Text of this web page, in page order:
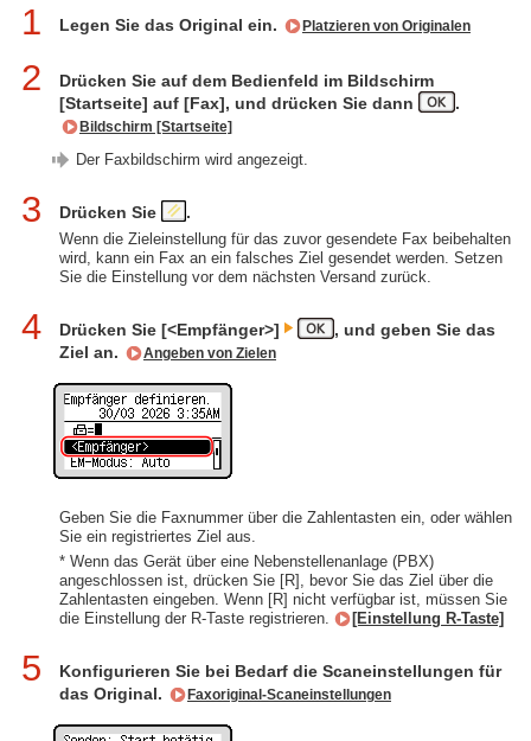
1 Legen Sie das Original ein. Platzieren von Originalen
2
Drücken Sie auf dem Bedienfeld im Bildschirm
[Startseite] auf [Fax], und drücken Sie dann
.
Bildschirm [Startseite]
Der Faxbildschirm wird angezeigt.
3 Drücken Sie .
Wenn die Zieleinstellung für das zuvor gesendete Fax beibehalten
wird, kann ein Fax an ein falsches Ziel gesendet werden. Setzen
Sie die Einstellung vor dem nächsten Versand zurück.
4 Drücken Sie [<Empfänger>]
, und geben Sie das
Ziel an.
Angeben von Zielen
Geben Sie die Faxnummer über die Zahlentasten ein, oder wählen
Sie ein registriertes Ziel aus.
* Wenn das Gerät über eine Nebenstellenanlage (PBX)
angeschlossen ist, drücken Sie [R], bevor Sie das Ziel über die
Zahlentasten eingeben. Wenn [R] nicht verfügbar ist, müssen Sie
die Einstellung der R-Taste registrieren.
[Einstellung R-Taste]
5
Konfigurieren Sie bei Bedarf die Scaneinstellungen für
das Original.
Faxoriginal-Scaneinstellungen